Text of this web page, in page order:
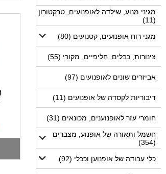
מגיני מנוע, שילדה לאופנועים, טרקטורון
(11)
מגני רוח אופנועים, קטנועים (80)
צינורות, כבלים, חליפיים, מקורי (55)
אביזרים שונים לאופנועים (97)
דיבוריות לקסדה של אופנועים (11)
חומרי עזר לאופנוענים, מכונאים (31)
חשמל ותאורה של אופנוע, מצברים
(354)
כלי עבודה של אופנוען וככלי (92)